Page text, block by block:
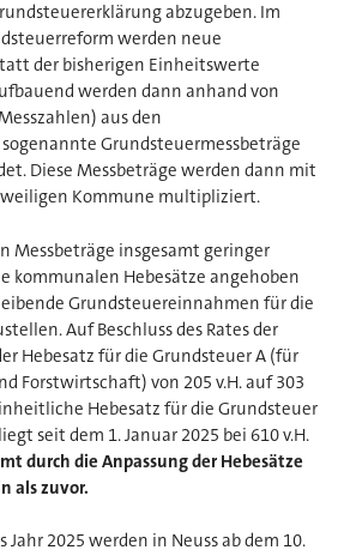
abzugeben. Im
werden neue
der bisherigen Einheitswerte
werden dann anhand von
aus den
Grundsteuermessbeträge
Diese Messbeträge werden dann mit
Kommune multipliziert.
Messbeträge insgesamt geringer
kommunalen Hebesätze angehoben
Grundsteuereinnahmen für die
Auf Beschluss des Rates der
Hebesatz für die Grundsteuer A (für
Forstwirtschaft) von 205 v.H. auf 303
Hebesatz für die Grundsteuer
seit dem 1. Januar 2025 bei 610 v.H.
durch die Anpassung der Hebesätze
als zuvor.
Jahr 2025 werden in Neuss ab dem 10.